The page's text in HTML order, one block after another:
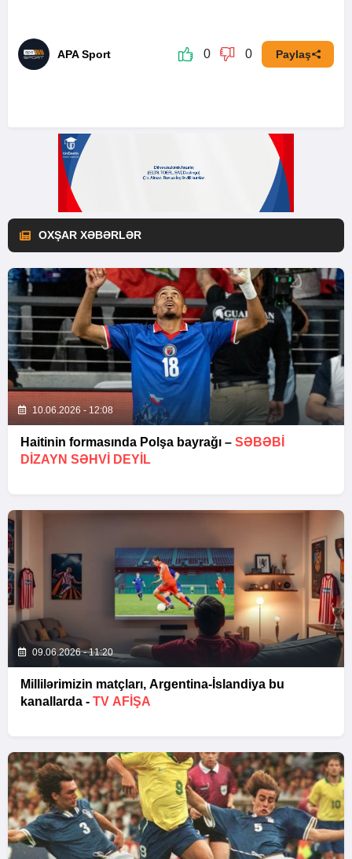
APA Sport 0 0 Paylaş
OXŞAR XƏBƏRLƏR
10.06.2026 - 12:08
Haitinin formasında Polşa bayrağı – SƏBƏBI
DIZAYN SƏHVI DEYIL
09.06.2026 - 11:20
Millilərimizin matçları, Argentina-İslandiya bu
kanallarda - TV AFİŞA